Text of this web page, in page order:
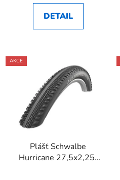
DETAIL
AKCE
Plášť Schwalbe
Hurricane 27,5x2,25"